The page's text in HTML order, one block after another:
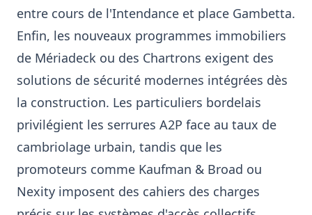
entre cours de l'Intendance et place Gambetta.
Enfin, les nouveaux programmes immobiliers
de Mériadeck ou des Chartrons exigent des
solutions de sécurité modernes intégrées dès
la construction. Les particuliers bordelais
privilégient les serrures A2P face au taux de
cambriolage urbain, tandis que les
promoteurs comme Kaufman & Broad ou
Nexity imposent des cahiers des charges